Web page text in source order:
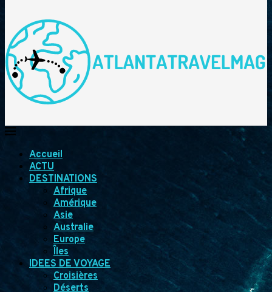
Accueil
ACTU
DESTINATIONS
Afrique
Amérique
Asie
Australie
Europe
Îles
IDEES DE VOYAGE
Croisières
Déserts